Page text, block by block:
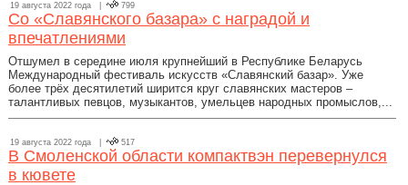
19 августа 2022 года | 799
Со «Славянского базара» с наградой и
впечатлениями
Отшумел в середине июля крупнейший в Республике Беларусь
Международный фестиваль искусств «Славянский базар». Уже
более трёх десятилетий ширится круг славянских мастеров –
талантливых певцов, музыкантов, умельцев народных промыслов,...
19 августа 2022 года | 517
В Смоленской области компактвэн перевернулся
в кювете